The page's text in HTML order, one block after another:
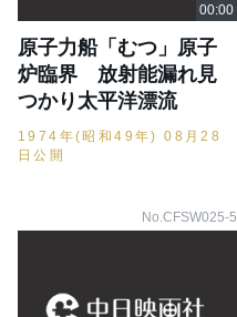
原子力船「むつ」原子
炉臨界 放射能漏れ見
つかり太平洋漂流
1974年(昭和49年) 08月28
日公開
No.CFSW025-5